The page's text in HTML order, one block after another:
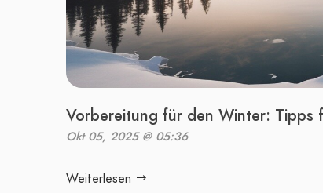
Vorbereitung für den Winter: Tipps
Okt 05, 2025 @ 05:36
Weiterlesen